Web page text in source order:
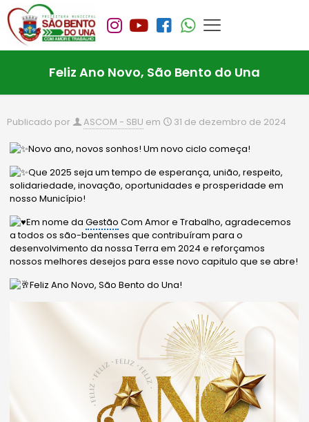
Feliz Ano Novo, São Bento do Una
Publicado por ASCOM - SBU em 31 de dezembro de 2024
Novo ano, novos sonhos! Um novo ciclo começa!
Que 2025 seja um tempo de esperança, união, respeito,
solidariedade, inovação, oportunidades e prosperidade em
nosso Município!
Em nome daGestão Com Amor e Trabalho, agradecemos
a todos os são-bentenses que contribuíram para o
desenvolvimento da nossa Terra em 2024 e reforçamos
nossos melhores desejos para esse novo capitulo que se abre!
Feliz Ano Novo, São Bento do Una!